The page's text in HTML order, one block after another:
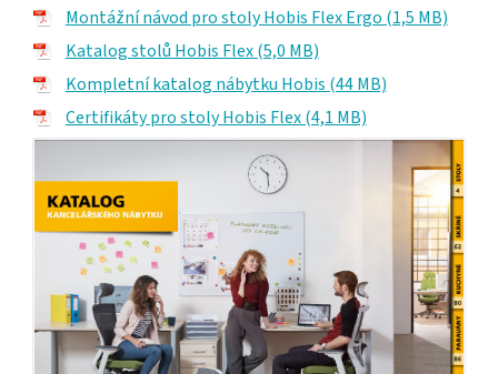
Montážní návod pro stoly Hobis Flex Ergo (1,5 MB)
Katalog stolů Hobis Flex (5,0 MB)
Kompletní katalog nábytku Hobis (44 MB)
Certifikáty pro stoly Hobis Flex (4,1 MB)